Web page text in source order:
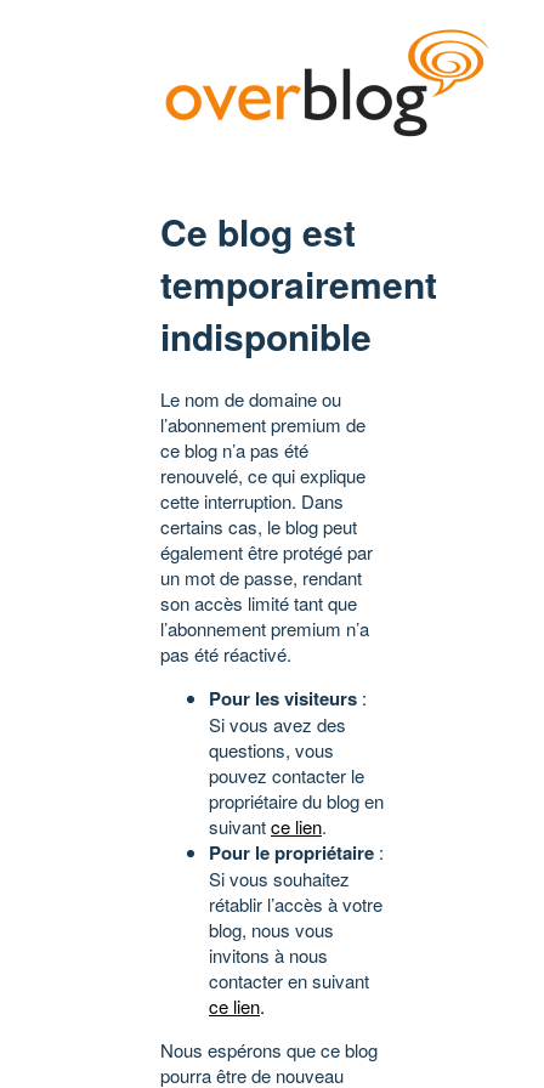
Ce blog est
temporairement
indisponible
Le nom de domaine ou
l’abonnement premium de
ce blog n’a pas été
renouvelé, ce qui explique
cette interruption. Dans
certains cas, le blog peut
également être protégé par
un mot de passe, rendant
son accès limité tant que
l’abonnement premium n’a
pas été réactivé.
Pour les visiteurs :
Si vous avez des
questions, vous
pouvez contacter le
propriétaire du blog en
suivantce lien.
Pour le propriétaire :
Si vous souhaitez
rétablir l’accès à votre
blog, nous vous
invitons à nous
contacter en suivant
ce lien.
Nous espérons que ce blog
pourra être de nouveau